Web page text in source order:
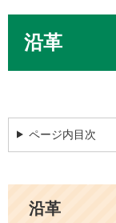
沿革
ページ内目次
沿革